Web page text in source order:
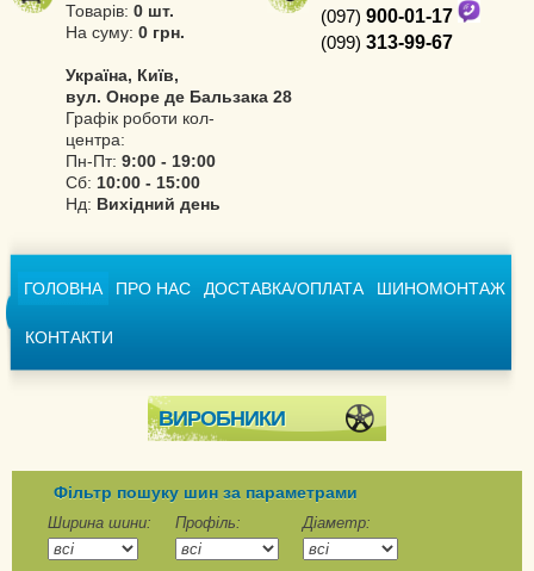
Товарів: 0 шт.
На суму: 0 грн.
Україна, Київ,
вул. Оноре де Бальзака 28
Графік роботи кол-
центра:
Пн-Пт: 9:00 - 19:00
Сб: 10:00 - 15:00
Нд: Вихідний день
(097) 900-01-17
(099) 313-99-67
ГОЛОВНА ПРО НАС ДОСТАВКА/ОПЛАТА ШИНОМОНТАЖ
КОНТАКТИ
ВИРОБНИКИ
Advance
Aeolus
Agi Sarek
Фільтр пошуку шин за параметрами
Ширина шини: Профіль: Діаметр: